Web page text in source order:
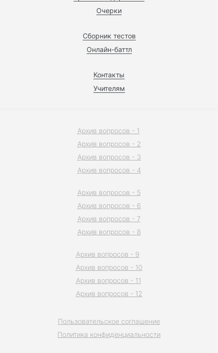
Очерки
Сборник тестов
Онлайн-баттл
Контакты
Учителям
Пользовательское соглашение
Политика конфиденциальности
Архив вопросов - 1
Архив вопросов - 2
Архив вопросов - 3
Архив вопросов - 4
Архив вопросов - 5
Архив вопросов - 6
Архив вопросов - 7
Архив вопросов - 8
Архив вопросов - 9
Архив вопросов - 10
Архив вопросов - 11
Архив вопросов - 12